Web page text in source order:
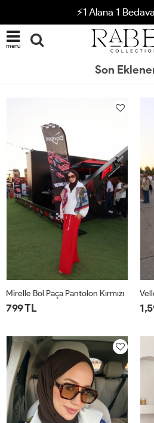
⚡1 Alana 1
menü
Son
Mirelle Bol Paça Pantolon Kırmızı
799 TL